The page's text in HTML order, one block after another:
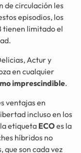
de circulación les
episodios, los
tienen limitado el
Actur y
en cualquier
imprescindible.
ventajas en
incluso en los
etiqueta ECOes la
híbridos no
que son cada vez